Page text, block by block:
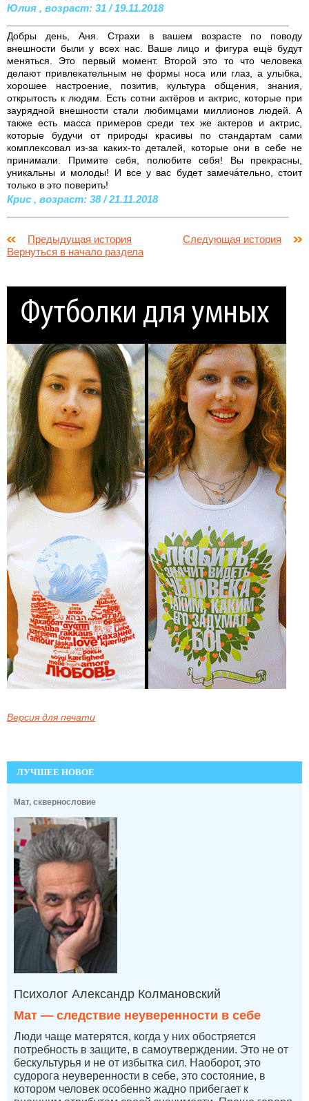
Юлия , возраст: 31 / 19.11.2018
Добры день, Аня. Страхи в вашем возрасте по поводу
внешности были у всех нас. Ваше лицо и фигура ещё будут
меняться. Это первый момент. Второй это то что человека
делают привлекательным не формы носа или глаз, а улыбка,
хорошее настроение, позитив, культура общения, знания,
открытость к людям. Есть сотни актёров и актрис, которые при
заурядной внешности стали любимцами миллионов людей. А
также есть масса примеров среди тех же актеров и актрис,
которые будучи от природы красивы по стандартам сами
комплексовал из-за каких-то деталей, которые они в себе не
принимали. Примите себя, полюбите себя! Вы прекрасны,
уникальны и молоды! И все у вас будет замеча́тельно, стоит
только в это поверить!
Крис , возраст: 38 / 21.11.2018
Предыдущая история
Следующая история
Вернуться в начало раздела
Версия для печати
ЛУЧШЕЕ НОВОЕ
Мат, сквернословие
Психолог Александр Колмановский
Мат — следствие неуверенности в себе
Люди чаще матерятся, когда у них обостряется
потребность в защите, в самоутверждении. Это не от
бескультурья и не от избытка сил. Наоборот, это
судорога неуверенности в себе, это состояние, в
котором человек особенно жадно прибегает к